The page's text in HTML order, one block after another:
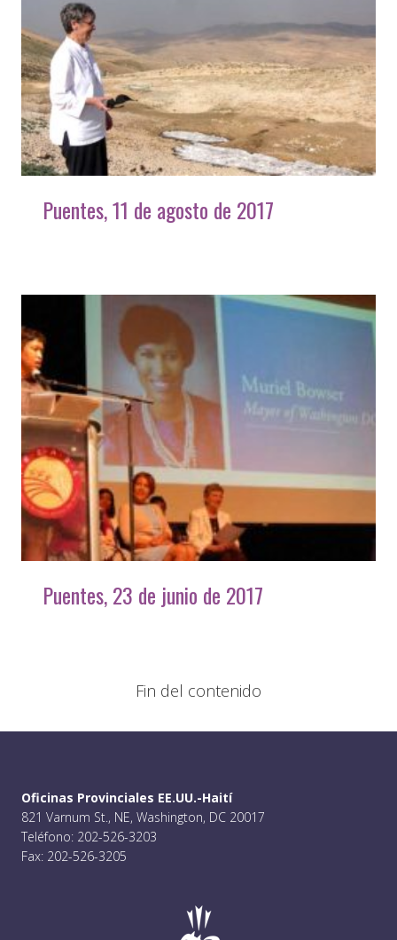
Puentes, 11 de agosto de 2017
Puentes, 23 de junio de 2017
Fin del contenido
Oficinas Provinciales EE.UU.-Haití
821 Varnum St., NE, Washington, DC 20017
Teléfono: 202-526-3203
Fax: 202-526-3205